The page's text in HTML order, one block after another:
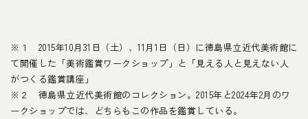
※１ 2015年10月31日（土）、11月1日（日）に徳島県立近代美術館に
て開催した「美術鑑賞ワークショップ」と「見える人と見えない人
がつくる鑑賞講座」
※２ 徳島県立近代美術館のコレクション。2015年と2024年2月のワ
ークショップでは、どちらもこの作品を鑑賞している。